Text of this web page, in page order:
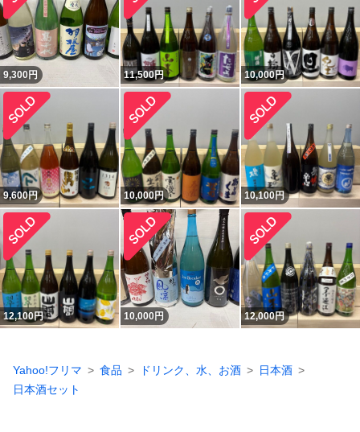
9,300円 11,500円 10,000円
9,600円 10,000円 10,100円
12,100円 10,000円 12,000円
Yahoo!フリマ 食品 ドリンク、水、お酒
日本酒
日本酒セット